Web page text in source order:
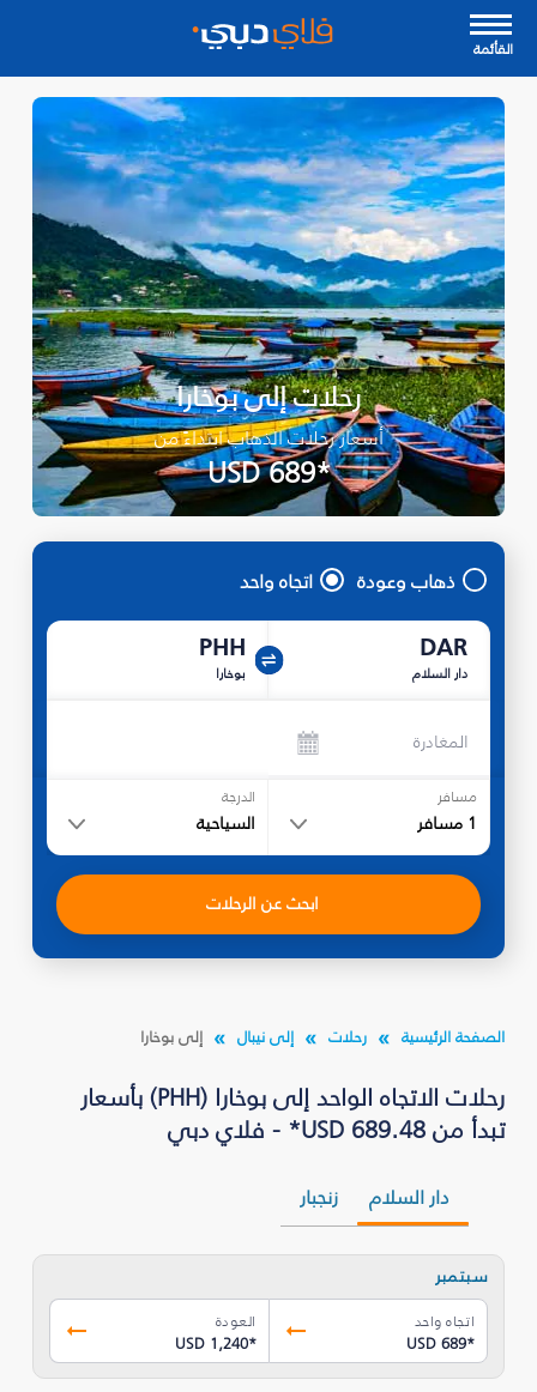
القأئمة
رحلات إلى بوخارا
أسعار رحلات الذهاب ابتداءً من
*USD 689
ذهاب وعودة اتجاه واحد
DAR
دار السلام
PHH
بوخارا
المغادرة
مسافر
1 مسافر
الدرجة
السياحية
ابحث عن الرحلات
الصفحة الرئيسية رحلات إلى نيبال إلى بوخارا
رحلات الاتجاه الواحد إلى بوخارا (PHH) بأسعار
تبدأ من USD 689.48* - فلاي دبي
دار السلام زنجبار
سبتمبر
اتجاه واحد
USD 689*
العودة
USD 1,240*